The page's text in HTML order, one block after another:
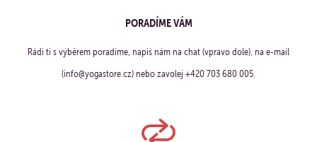
PORADÍME VÁM
Rádi ti s výběrem poradíme, napiš nám na chat (vpravo dole), na e-mail
(info@yogastore.cz) nebo zavolej +420 703 680 005.